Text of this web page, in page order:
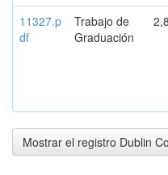
11327.p
df
Trabajo de
Graduación
Mostrar el registro Dublin